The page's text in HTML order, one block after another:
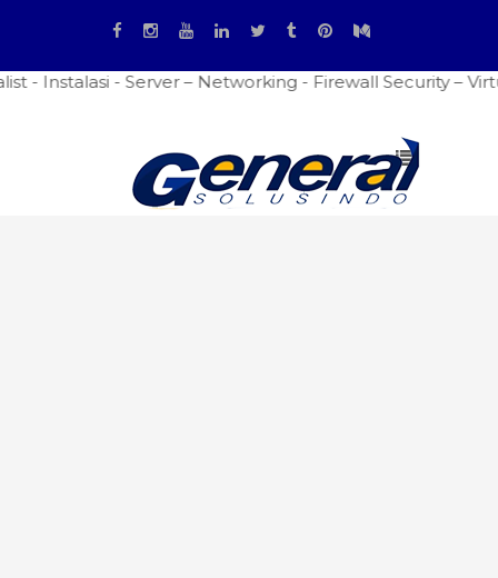
- Server – Networking - Firewall Security –